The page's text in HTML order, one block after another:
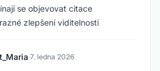
se objevovat citace
zlepšení viditelnosti
·7. ledna 2026